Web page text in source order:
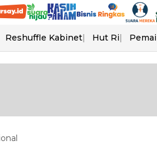
Reshuffle Kabinet Hut Ri